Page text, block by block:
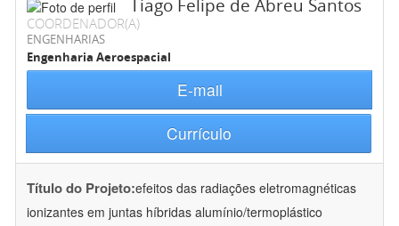
Tiago Felipe de Abreu Santos
COORDENADOR(A)
ENGENHARIAS
Engenharia Aeroespacial
E-mail
Currículo
Título do Projeto:efeitos das radiações eletromagnéticas
ionizantes em juntas híbridas alumínio/termoplástico